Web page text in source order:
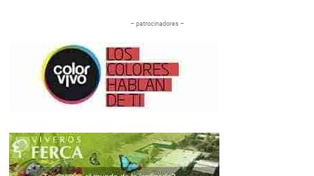
– patrocinadores –